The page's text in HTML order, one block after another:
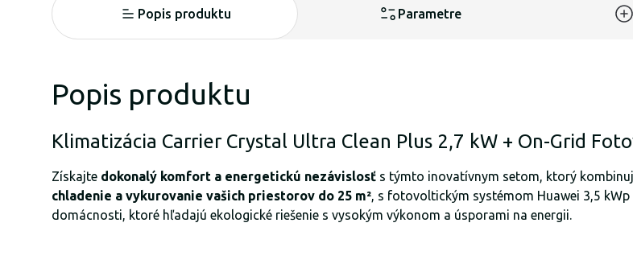
Popis produktu Parametre
Popis produktu
Klimatizácia Carrier Crystal Ultra Clean Plus 2,7 kW + On-Grid
Získajte dokonalý komfort a energetickú nezávislosť s týmto inovatívnym setom, ktorý
chladenie a vykurovanie vašich priestorov do 25 m² , s fotovoltickým systémom Huawei 3,5 kWp
domácnosti, ktoré hľadajú ekologické riešenie s vysokým výkonom a úsporami na energii.